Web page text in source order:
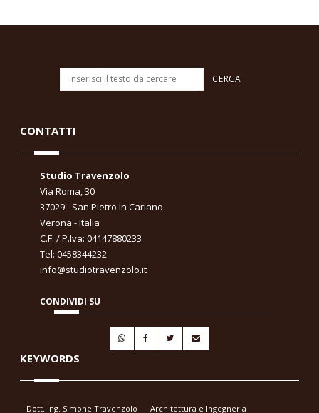
CONTATTI
Studio Travenzolo
Via Roma, 30
37029 - San Pietro In Cariano
Verona - Italia
C.F. / P.Iva: 04147880233
Tel: 0458344232
info@studiotravenzolo.it
CONDIVIDI SU
KEYWORDS
Dott. Ing. Simone Travenzolo Architettura e Ingegneria